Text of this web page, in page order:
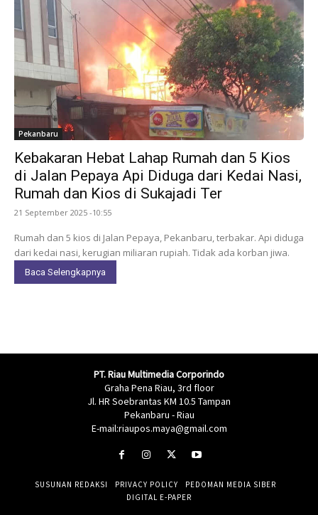
Pekanbaru
Kebakaran Hebat Lahap Rumah dan 5 Kios
di Jalan Pepaya Api Diduga dari Kedai Nasi,
Rumah dan Kios di Sukajadi Ter
21 September 2025 -10:55
Rumah dan 5 kios di Jalan Pepaya, Pekanbaru, terbakar. Api diduga
dari kedai nasi, kerugian miliaran rupiah. Tidak ada korban jiwa.
Baca Selengkapnya
PT. Riau Multimedia Corporindo
Graha Pena Riau, 3rd floor
Jl. HR Soebrantas KM 10.5 Tampan
Pekanbaru - Riau
E-mail:riaupos.maya@gmail.com
SUSUNAN REDAKSI PRIVACY POLICY
PEDOMAN MEDIA SIBER
DIGITAL E-PAPER